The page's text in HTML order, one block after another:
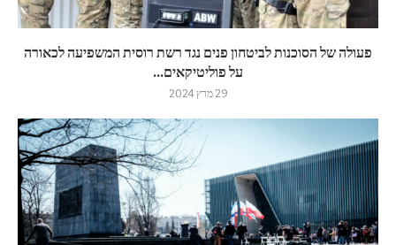
פעולה של הסוכנות לביטחון פנים נגד רשת רוסית המשפיעה לכאורה
על פוליטיקאים...
29 מרץ 2024